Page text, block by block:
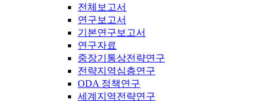
전체보고서
연구보고서
기본연구보고서
연구자료
중장기통상전략연구
전략지역심층연구
ODA 정책연구
세계지역전략연구